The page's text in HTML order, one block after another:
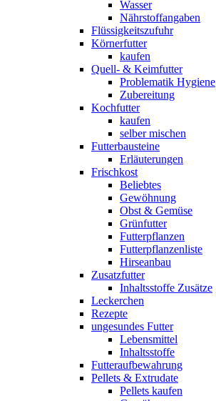
Wasser
Nährstoffangaben
Flüssigkeitszufuhr
Körnerfutter
kaufen
Quell- & Keimfutter
Problematik Hygiene
Zubereitung
Kochfutter
kaufen
selber mischen
Futterbausteine
Erläuterungen
Frischkost
Beliebtes
Gewöhnung
Obst & Gemüse
Grünfutter
Futterpflanzen
Futterpflanzenliste
Hirseanbau
Zusatzfutter
Inhaltsstoffe Zusätze
Leckerchen
Rezepte
ungesundes Futter
Lebensmittel
Inhaltsstoffe
Futteraufbewahrung
Pellets & Extrudate
Pellets kaufen